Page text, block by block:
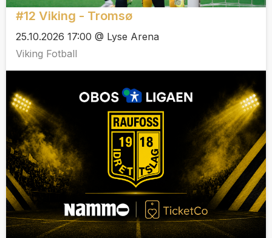
#12 Viking - Tromsø
25.10.2026 17:00 @ Lyse Arena
Viking Fotball